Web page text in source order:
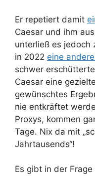
Er repetiert damit
Caesar und ihm
unterließ es jedoch
in 2022 eine
schwer
Caesar eine
gewünschtes
nie entkräftet
Proxys, kommen
Tage. Nix da mit
Jahrtausends“!
Es gibt in der Frage